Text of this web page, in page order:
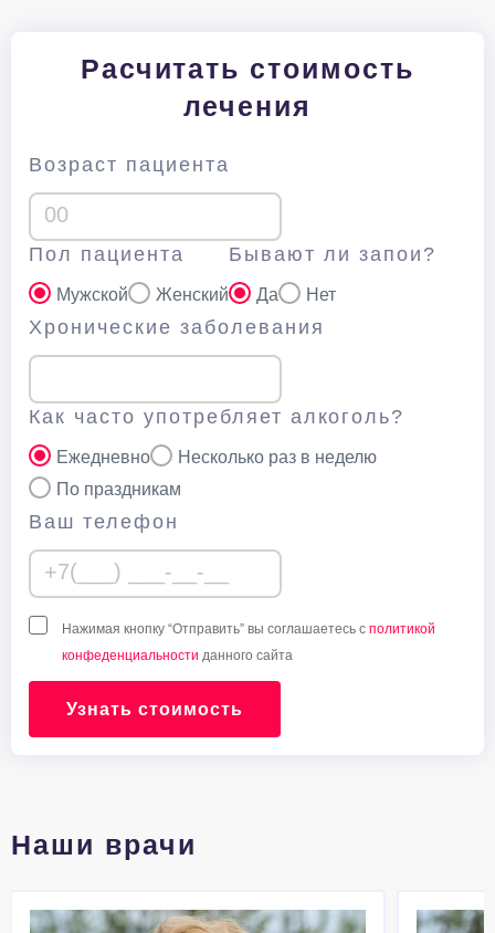
Расчитать стоимость
лечения
Возраст пациента
Пол пациента
Мужской Женский
Бывают ли запои?
Да Нет
Хронические заболевания
Как часто употребляет алкоголь?
Ежедневно
Несколько раз в неделю
По праздникам
Ваш телефон
Нажимая кнопку “Отправить” вы соглашаетесь с политикой
конфеденциальности данного сайта
Узнать стоимость
Наши врачи